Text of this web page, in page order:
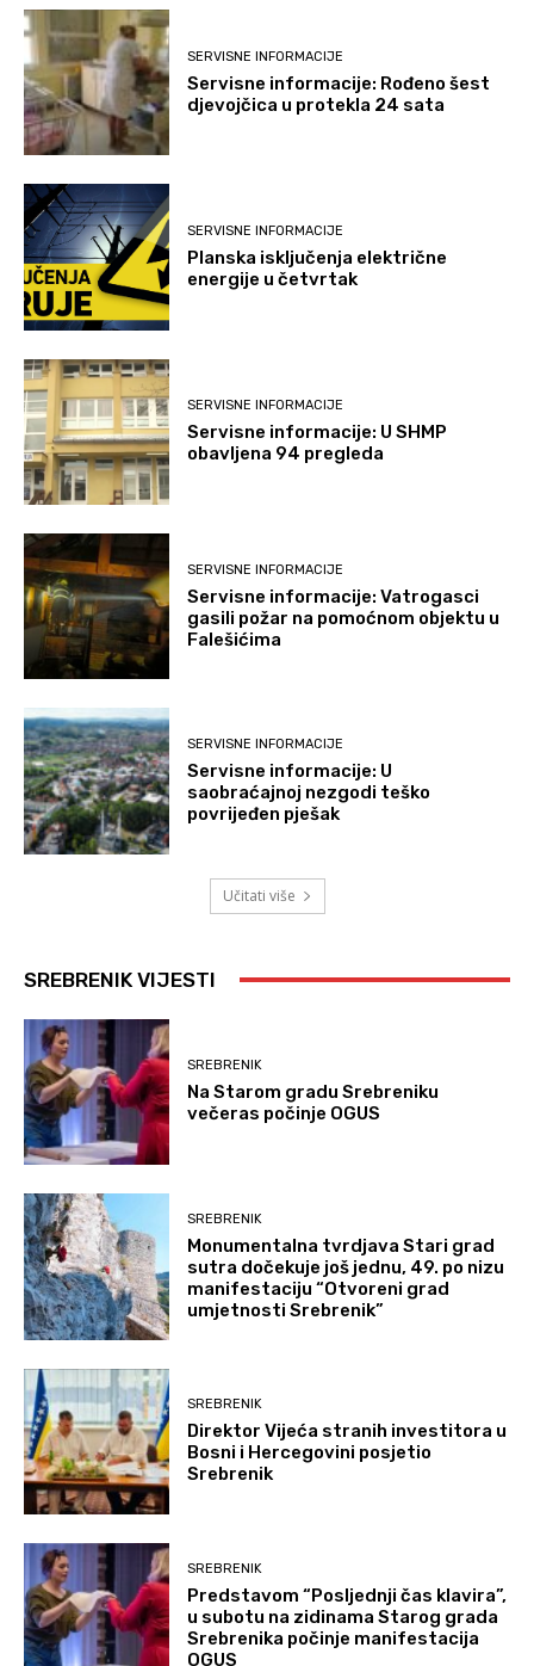
SERVISNE INFORMACIJE
Servisne informacije: Rođeno šest
djevojčica u protekla 24 sata
SERVISNE INFORMACIJE
Planska isključenja električne
energije u četvrtak
SERVISNE INFORMACIJE
Servisne informacije: U SHMP
obavljena 94 pregleda
SERVISNE INFORMACIJE
Servisne informacije: Vatrogasci
gasili požar na pomoćnom objektu u
Falešićima
SERVISNE INFORMACIJE
Servisne informacije: U
saobraćajnoj nezgodi teško
povrijeđen pješak
Učitati više
SREBRENIK VIJESTI
SREBRENIK
Na Starom gradu Srebreniku
večeras počinje OGUS
SREBRENIK
Monumentalna tvrdjava Stari grad
sutra dočekuje još jednu, 49. po nizu
manifestaciju “Otvoreni grad
umjetnosti Srebrenik”
SREBRENIK
Direktor Vijeća stranih investitora u
Bosni i Hercegovini posjetio
Srebrenik
SREBRENIK
Predstavom “Posljednji čas klavira”,
u subotu na zidinama Starog grada
Srebrenika počinje manifestacija
OGUS